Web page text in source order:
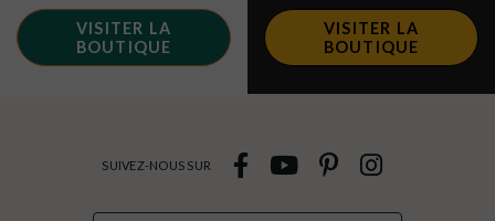
VISITER LA
BOUTIQUE
VISITER LA
BOUTIQUE
SUIVEZ-NOUS SUR